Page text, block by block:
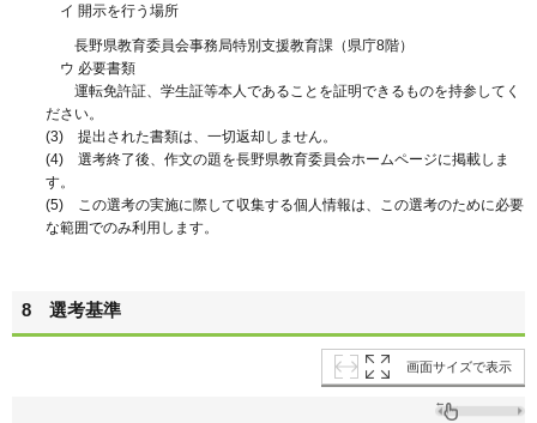
イ 開示を行う場所
長野県教育委員会事務局特別支援教育課（県庁8階）
ウ 必要書類
運転免許証、学生証等本人であることを証明できるものを持参してく
ださい。
(3) 提出された書類は、一切返却しません。
(4) 選考終了後、作文の題を長野県教育委員会ホームページに掲載しま
す。
(5) この選考の実施に際して収集する個人情報は、この選考のために必要
な範囲でのみ利用します。
8 選考基準
画面サイズで表示